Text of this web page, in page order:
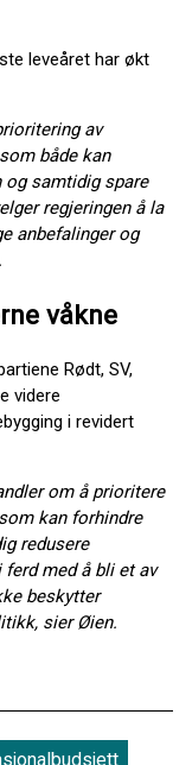
leveåret har økt
av
både kan
og samtidig spare
regjeringen å la
anbefalinger og
våkne
Rødt, SV,
videre
i revidert
om å prioritere
kan forhindre
redusere
med å bli et av
beskytter
sier Øien.